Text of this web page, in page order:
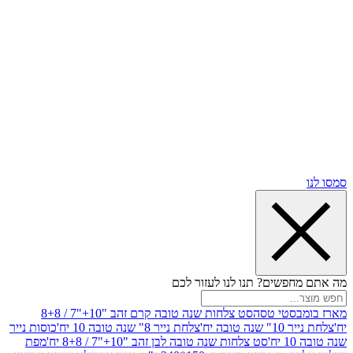
תנו לנו לעזור לכם
טסה
סט צלחות שנה טובה קרם זהב "10+"7 / 8+8
יח'
צלחת נייר 8" שנה טובה 10 יח'
כוסות נייר
סט צלחות שנה טובה לבן זהב "10+"7 / 8+8 יח'
מפת